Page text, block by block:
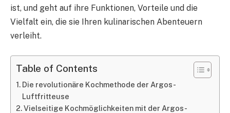
ist, und geht auf ihre Funktionen, Vorteile und die
Vielfalt ein, die sie Ihren kulinarischen Abenteuern
verleiht.
Table of Contents
Die revolutionäre Kochmethode der Argos-
Luftfritteuse
Vielseitige Kochmöglichkeiten mit der Argos-